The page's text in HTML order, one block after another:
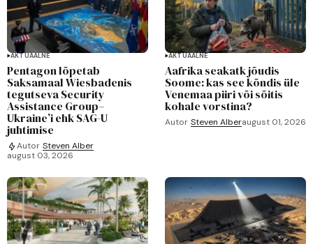
AKTUAALNE
Pentagon lõpetab
Saksamaal Wiesbadenis
tegutseva Security
Assistance Group–
Ukraine’i ehk SAG-U
juhtimise
Autor Steven Alber
august 03, 2026
AKTUAALNE
Aafrika seakatk jõudis
Soome: kas see kõndis üle
Venemaa piiri või sõitis
kohale vorstina?
Autor Steven Alberaugust 01, 2026